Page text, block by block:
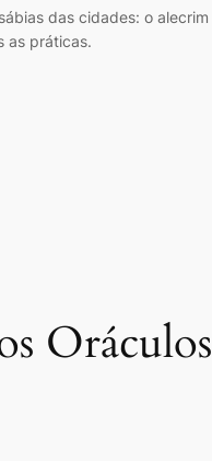
das cidades: o alecrim
as práticas.
Oráculos